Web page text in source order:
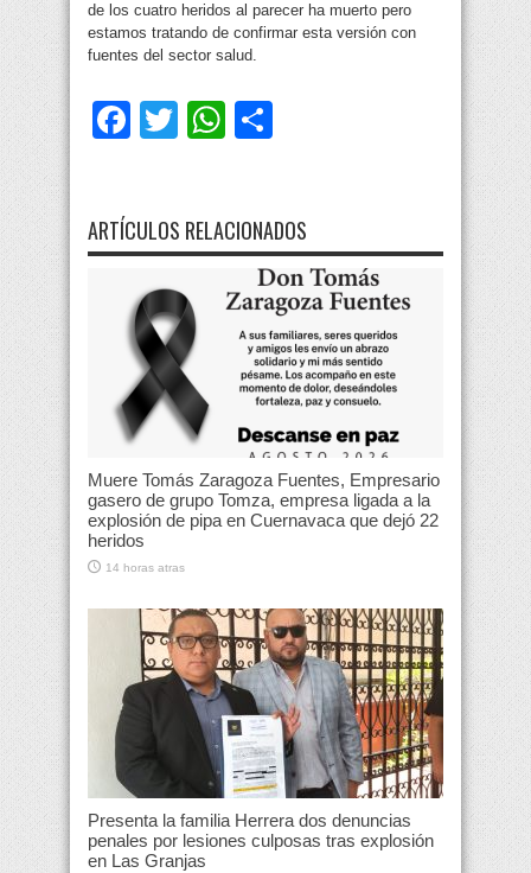
de los cuatro heridos al parecer ha muerto pero
estamos tratando de confirmar esta versión con
fuentes del sector salud.
Facebook
TwitterWhatsApp
ARTÍCULOS RELACIONADOS
Muere Tomás Zaragoza Fuentes, Empresario
gasero de grupo Tomza, empresa ligada a la
explosión de pipa en Cuernavaca que dejó 22
heridos
14 horas atras
Presenta la familia Herrera dos denuncias
penales por lesiones culposas tras explosión
en Las Granjas